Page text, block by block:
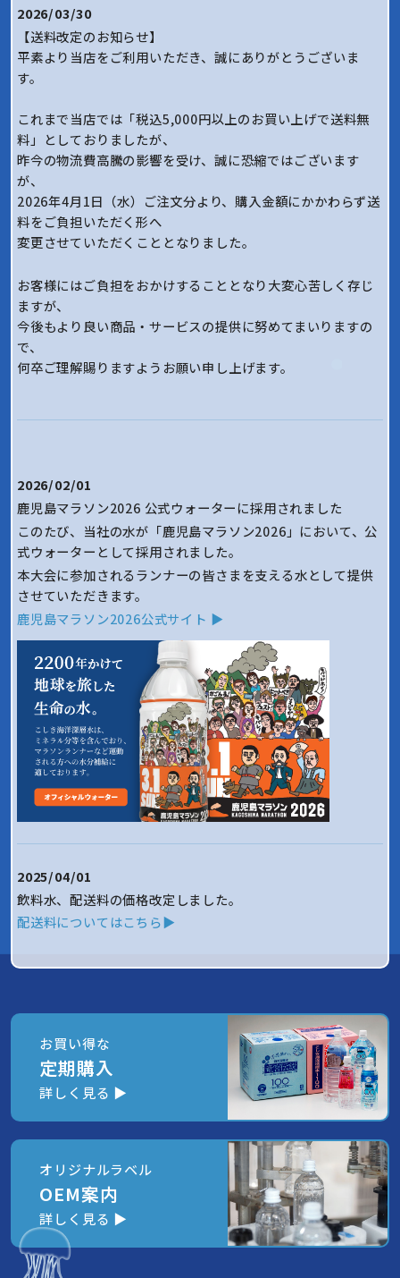
2026/03/30
【送料改定のお知らせ】
平素より当店をご利用いただき、誠にありがとうございま
す。
これまで当店では「税込5,000円以上のお買い上げで送料無
料」としておりましたが、
昨今の物流費高騰の影響を受け、誠に恐縮ではございます
が、
2026年4月1日（水）ご注文分より、購入金額にかかわらず送
料をご負担いただく形へ
変更させていただくこととなりました。
お客様にはご負担をおかけすることとなり大変心苦しく存じ
ますが、
今後もより良い商品・サービスの提供に努めてまいりますの
で、
何卒ご理解賜りますようお願い申し上げます。
2026/02/01
鹿児島マラソン2026 公式ウォーターに採用されました
このたび、当社の水が「鹿児島マラソン2026」において、公
式ウォーターとして採用されました。
本大会に参加されるランナーの皆さまを支える水として提供
させていただきます。
鹿児島マラソン2026公式サイト ▶
2025/04/01
飲料水、配送料の価格改定しました。
配送料についてはこちら▶
お買い得な
定期購入
詳しく見る ▶
オリジナルラベル
OEM案内
詳しく見る ▶